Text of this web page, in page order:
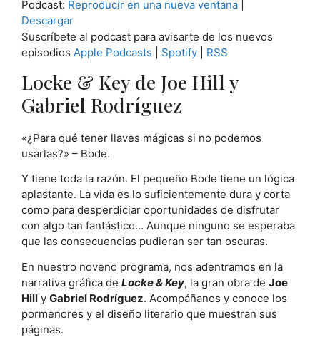
audio
Podcast: Reproducir en una nueva ventana
Descargar
Suscríbete al podcast para avisarte de los nuevos
episodios Apple Podcasts Spotify RSS
Locke & Key de Joe Hill y
Gabriel Rodríguez
«¿Para qué tener llaves mágicas si no podemos
usarlas?» – Bode.
Y tiene toda la razón. El pequeño Bode tiene un lógica
aplastante. La vida es lo suficientemente dura y corta
como para desperdiciar oportunidades de disfrutar
con algo tan fantástico… Aunque ninguno se esperaba
que las consecuencias pudieran ser tan oscuras.
En nuestro noveno programa, nos adentramos en la
narrativa gráfica de Locke & Key, la gran obra de Joe
Hill y Gabriel Rodríguez. Acompáñanos y conoce los
pormenores y el diseño literario que muestran sus
páginas.